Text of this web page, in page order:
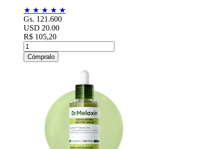
★ ★ ★ ★ ★
Gs. 121.600
USD 20.00
R$ 105,20
Cómpralo